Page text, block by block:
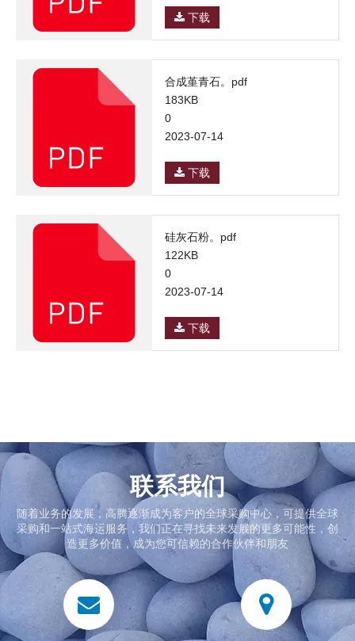
下载
合成堇青石。pdf
183KB
0
2023-07-14
下载
硅灰石粉。pdf
122KB
0
2023-07-14
下载
联系我们
随着业务的发展，高腾逐渐成为客户的全球采购中心，可提供全球
采购和一站式海运服务，我们正在寻找未来发展的更多可能性，创
造更多价值，成为您可信赖的合作伙伴和朋友